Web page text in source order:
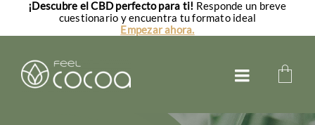
¡Descubre el CBD perfecto para ti! Responde un breve
cuestionario y encuentra tu formato ideal
Empezar ahora.
Toggle